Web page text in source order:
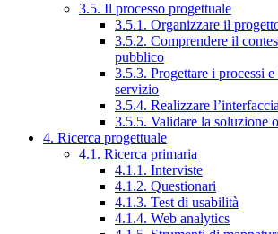
3.5. Il processo progettuale
3.5.1. Organizzare il
3.5.2. Comprendere il
pubblico
3.5.3. Progettare i processi e
servizio
3.5.4. Realizzare
3.5.5. Validare la soluzione
4. Ricerca progettuale
4.1. Ricerca primaria
4.1.1. Interviste
4.1.2. Questionari
4.1.3. Test di usabilità
4.1.4. Web analytics